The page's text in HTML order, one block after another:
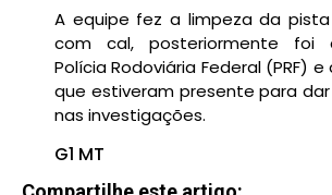
A equipe fez a limpeza da
com cal, posteriormente foi
Polícia Rodoviária Federal (PRF) e
que estiveram presente para
nas investigações.
G1 MT